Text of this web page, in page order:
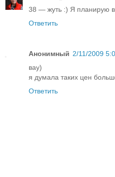
38 — жуть :) Я планирую в
Ответить
Анонимный 2/11/2009
вау)
я думала таких цен
Ответить